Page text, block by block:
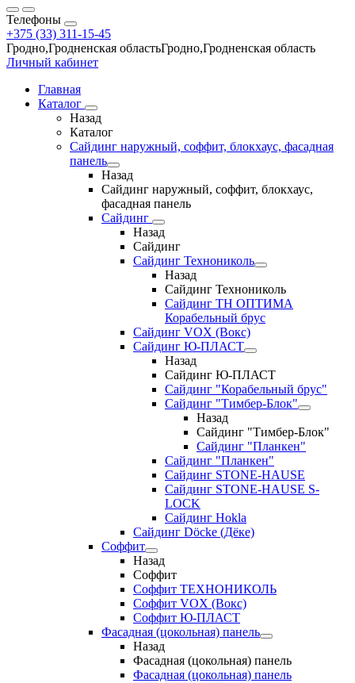
Телефоны
+375 (33) 311-15-45
Гродно,Гродненская областьГродно,Гродненская область
Личный кабинет
Главная
Каталог
Назад
Каталог
Сайдинг наружный, соффит, блокхаус, фасадная
панель
Назад
Сайдинг наружный, соффит, блокхаус,
фасадная панель
Сайдинг
Назад
Сайдинг
Сайдинг Технониколь
Назад
Сайдинг Технониколь
Сайдинг ТН ОПТИМА
Корабельный брус
Сайдинг VOX (Вокс)
Сайдинг Ю-ПЛАСТ
Назад
Сайдинг Ю-ПЛАСТ
Сайдинг "Корабельный брус"
Сайдинг "Тимбер-Блок"
Назад
Сайдинг "Тимбер-Блок"
Сайдинг "Планкен"
Сайдинг "Планкен"
Сайдинг STONE-HAUSE
Сайдинг STONE-HAUSE S-
LOCK
Сайдинг Hokla
Сайдинг Döcke (Дёке)
Соффит
Назад
Соффит
Соффит ТЕХНОНИКОЛЬ
Соффит VOX (Вокс)
Соффит Ю-ПЛАСТ
Фасадная (цокольная) панель
Назад
Фасадная (цокольная) панель
Фасадная (цокольная) панель